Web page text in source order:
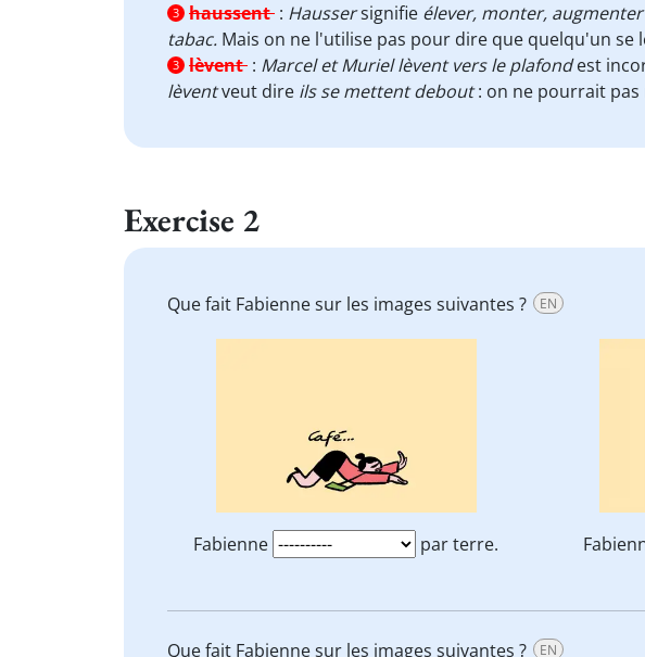
3 haussent : Haussersignifie élever, monter, augmenter
tabac. Mais on ne l'utilise pas pour dire que quelqu'un se
3 lèvent : Marcel et Muriel lèvent vers le plafondest
lèventveut dire ils se mettent debout: on ne pourrait pas
Exercise 2
Que fait Fabienne sur les images suivantes ? EN
Fabienne par terre.
Que fait Fabienne sur les images suivantes ? EN